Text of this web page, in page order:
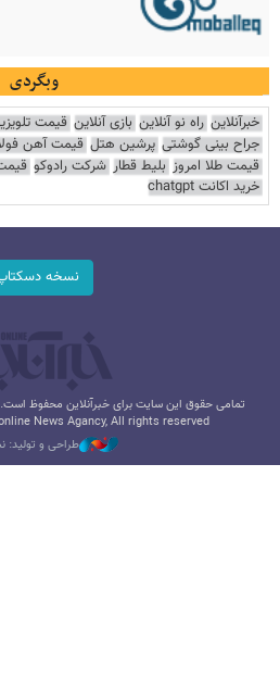
وبگردی
خبرآنلاین راه نو آنلاین بازی آنلاین قیمت
جراح بینی گوشتی پرشین هتل قیمت آهن
قیمت طلا امروز بلیط قطار شرکت رادوکو
خرید اکانت chatgpt
نسخه
تمامی حقوق این سایت برای خبرآنلاین محفوظ است.
News Agancy, All rights reserved
طراحی و تولید: